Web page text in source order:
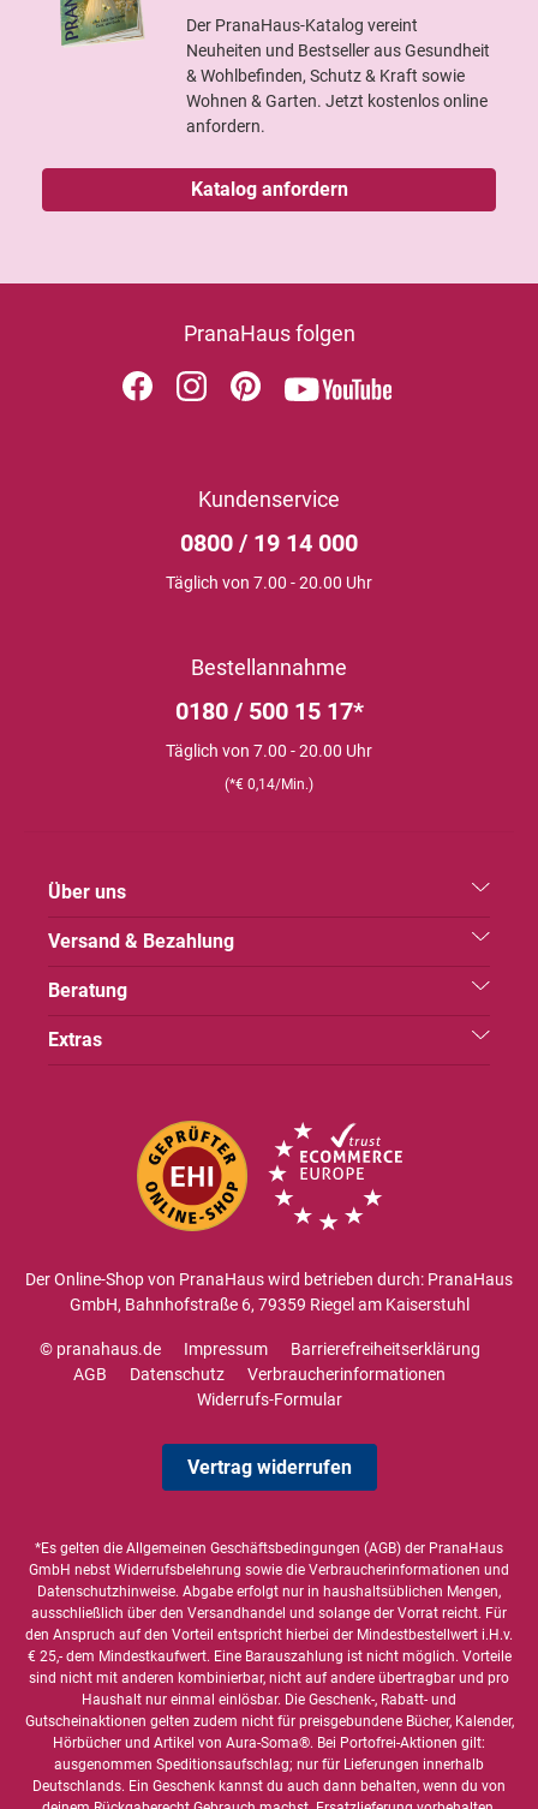
Der PranaHaus-Katalog vereint
Neuheiten und Bestseller aus Gesundheit
& Wohlbefinden, Schutz & Kraft sowie
Wohnen & Garten. Jetzt kostenlos online
anfordern.
Katalog anfordern
PranaHaus folgen
Kundenservice
0800 / 19 14 000
Täglich von 7.00 - 20.00 Uhr
Bestellannahme
0180 / 500 15 17*
Täglich von 7.00 - 20.00 Uhr
(*€ 0,14/Min.)
Über uns
Versand & Bezahlung
Beratung
Extras
Der Online-Shop von PranaHaus wird betrieben durch: PranaHaus
GmbH, Bahnhofstraße 6, 79359 Riegel am Kaiserstuhl
© pranahaus.de Impressum
Barrierefreiheitserklärung
AGB
Datenschutz
Verbraucherinformationen
Widerrufs-Formular
Vertrag widerrufen
*Es gelten die Allgemeinen Geschäftsbedingungen (AGB) der PranaHaus
GmbH nebst Widerrufsbelehrung sowie die Verbraucherinformationen und
Datenschutzhinweise. Abgabe erfolgt nur in haushaltsüblichen Mengen,
ausschließlich über den Versandhandel und solange der Vorrat reicht. Für
den Anspruch auf den Vorteil entspricht hierbei der Mindestbestellwert i.H.v.
€ 25,- dem Mindestkaufwert. Eine Barauszahlung ist nicht möglich. Vorteile
sind nicht mit anderen kombinierbar, nicht auf andere übertragbar und pro
Haushalt nur einmal einlösbar. Die Geschenk-, Rabatt- und
Gutscheinaktionen gelten zudem nicht für preisgebundene Bücher, Kalender,
Hörbücher und Artikel von Aura-Soma®. Bei Portofrei-Aktionen gilt:
ausgenommen Speditionsaufschlag; nur für Lieferungen innerhalb
Deutschlands. Ein Geschenk kannst du auch dann behalten, wenn du von